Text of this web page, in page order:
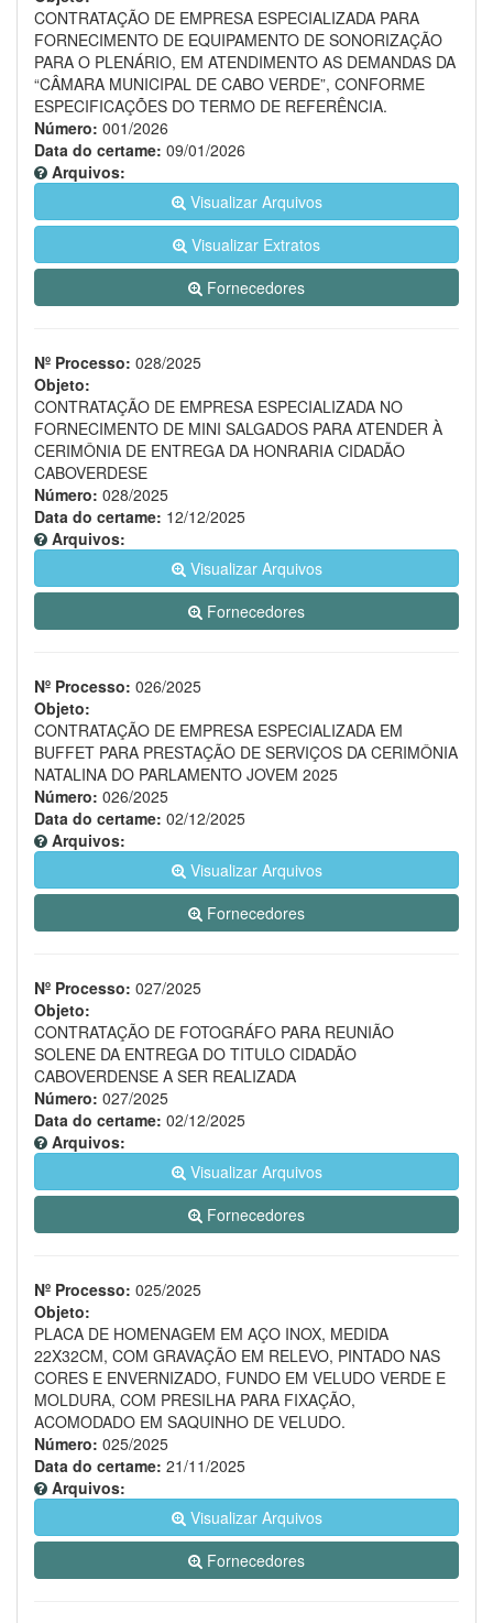
CONTRATAÇÃO DE EMPRESA ESPECIALIZADA PARA
FORNECIMENTO DE EQUIPAMENTO DE SONORIZAÇÃO
PARA O PLENÁRIO, EM ATENDIMENTO AS DEMANDAS DA
“CÂMARA MUNICIPAL DE CABO VERDE”, CONFORME
ESPECIFICAÇÕES DO TERMO DE REFERÊNCIA.
Número: 001/2026
Data do certame: 09/01/2026
Arquivos:
Visualizar Arquivos
Visualizar Extratos
Fornecedores
Nº Processo: 028/2025
Objeto:
CONTRATAÇÃO DE EMPRESA ESPECIALIZADA NO
FORNECIMENTO DE MINI SALGADOS PARA ATENDER À
CERIMÔNIA DE ENTREGA DA HONRARIA CIDADÃO
CABOVERDESE
Número: 028/2025
Data do certame: 12/12/2025
Arquivos:
Visualizar Arquivos
Fornecedores
Nº Processo: 026/2025
Objeto:
CONTRATAÇÃO DE EMPRESA ESPECIALIZADA EM
BUFFET PARA PRESTAÇÃO DE SERVIÇOS DA CERIMÔNIA
NATALINA DO PARLAMENTO JOVEM 2025
Número: 026/2025
Data do certame: 02/12/2025
Arquivos:
Visualizar Arquivos
Fornecedores
Nº Processo: 027/2025
Objeto:
CONTRATAÇÃO DE FOTOGRÁFO PARA REUNIÃO
SOLENE DA ENTREGA DO TITULO CIDADÃO
CABOVERDENSE A SER REALIZADA
Número: 027/2025
Data do certame: 02/12/2025
Arquivos:
Visualizar Arquivos
Fornecedores
Nº Processo: 025/2025
Objeto:
PLACA DE HOMENAGEM EM AÇO INOX, MEDIDA
22X32CM, COM GRAVAÇÃO EM RELEVO, PINTADO NAS
CORES E ENVERNIZADO, FUNDO EM VELUDO VERDE E
MOLDURA, COM PRESILHA PARA FIXAÇÃO,
ACOMODADO EM SAQUINHO DE VELUDO.
Número: 025/2025
Data do certame: 21/11/2025
Arquivos:
Visualizar Arquivos
Fornecedores